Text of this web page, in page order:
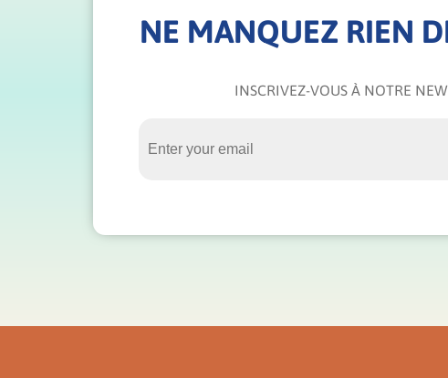
NE MANQUEZ RIEN
INSCRIVEZ-VOUS À NOTRE